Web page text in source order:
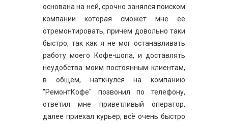
основана на ней, срочно занялся поиском
компании которая сможет мне её
отремонтировать, причем довольно таки
быстро, так как я не мог останавливать
работу моего Кофе-шопа, и доставлять
неудобства моим постоянным клиентам,
в общем, наткнулся на компанию
"РемонтКофе" позвонил по телефону,
ответил мне приветливый оператор,
далее приехал курьер, всё очень быстро